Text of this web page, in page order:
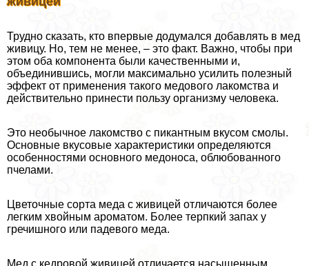
Трудно сказать, кто впервые додумался добавлять в мед
живицу. Но, тем не менее, – это факт. Важно, чтобы при
этом оба компонента были качественными и,
объединившись, могли максимально усилить полезный
эффект от применения такого медового лакомства и
действительно принести пользу организму человека.
Это необычное лакомство с пикантным вкусом смолы.
Основные вкусовые хаpaктеристики определяются
особенностями основного медоноса, облюбованного
пчелами.
Цветочные сорта меда с живицей отличаются более
легким хвойным ароматом. Более терпкий запах у
гречишного или падевого меда.
Мед с кедровой живицей отличается насыщенным